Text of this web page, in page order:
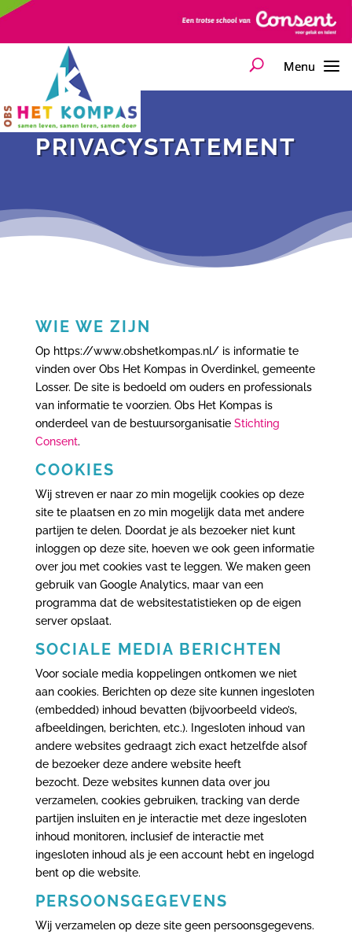
PRIVACYSTATEMENT
WIE WE ZIJN
Op https://www.obshetkompas.nl/ is informatie te
vinden over Obs Het Kompas in Overdinkel, gemeente
Losser. De site is bedoeld om ouders en professionals
van informatie te voorzien. Obs Het Kompas is
onderdeel van de bestuursorganisatie Stichting
Consent.
COOKIES
Wij streven er naar zo min mogelijk cookies op deze
site te plaatsen en zo min mogelijk data met andere
partijen te delen. Doordat je als bezoeker niet kunt
inloggen op deze site, hoeven we ook geen informatie
over jou met cookies vast te leggen. We maken geen
gebruik van Google Analytics, maar van een
programma dat de websitestatistieken op de eigen
server opslaat.
SOCIALE MEDIA BERICHTEN
Voor sociale media koppelingen ontkomen we niet
aan cookies. Berichten op deze site kunnen ingesloten
(embedded) inhoud bevatten (bijvoorbeeld video’s,
afbeeldingen, berichten, etc.). Ingesloten inhoud van
andere websites gedraagt zich exact hetzelfde alsof
de bezoeker deze andere website heeft
bezocht. Deze websites kunnen data over jou
verzamelen, cookies gebruiken, tracking van derde
partijen insluiten en je interactie met deze ingesloten
inhoud monitoren, inclusief de interactie met
ingesloten inhoud als je een account hebt en ingelogd
bent op die website.
PERSOONSGEGEVENS
Wij verzamelen op deze site geen persoonsgegevens.